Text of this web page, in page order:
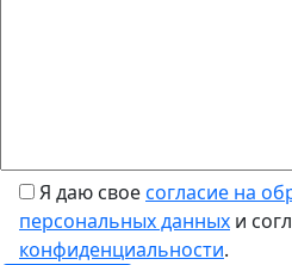
Я даю своесогласие на
персональных данных и
конфиденциальности.